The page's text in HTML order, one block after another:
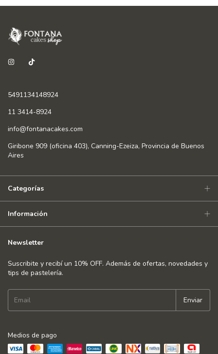
5491134148924
11 3414-8924
info@fontanacakes.com
Giribone 909 (oficina 403), Canning-Ezeiza, Provincia de Buenos
Aires
Categorías
Información
Newsletter
Suscribite y recibí un 10% OFF. Además de ofertas, novedades y
tips de pastelería.
Medios de pago